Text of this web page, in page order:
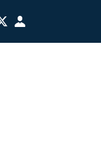
Menú
de